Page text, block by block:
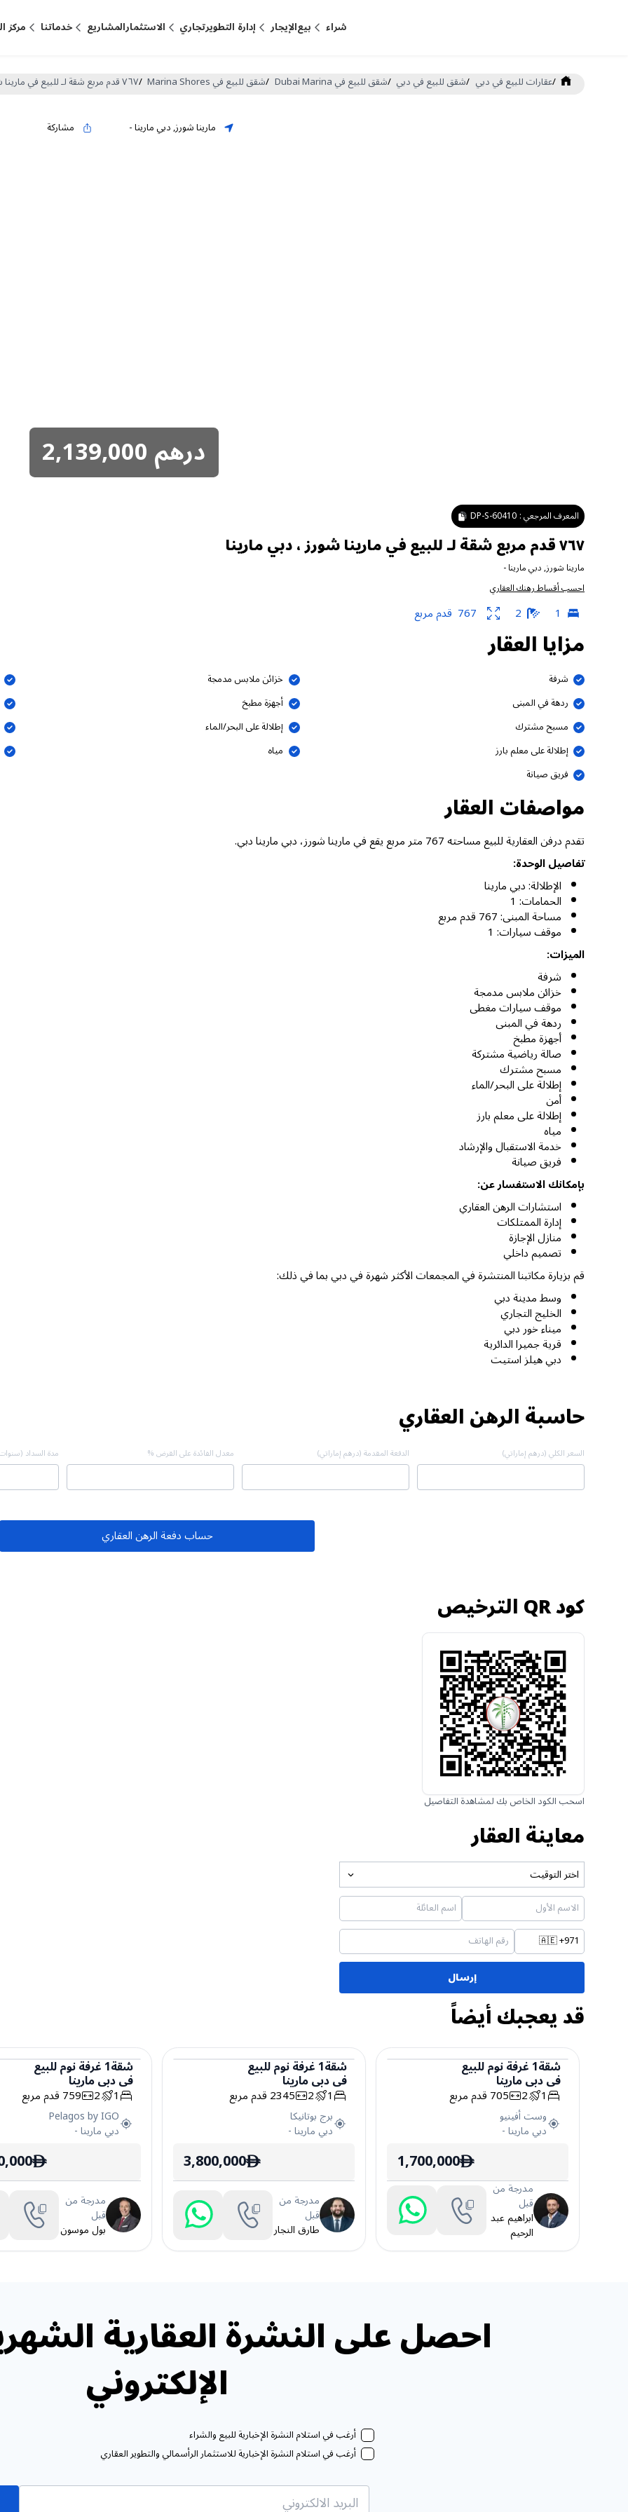
شراء بيعالإيجار إدارة التطويرتجاري الاستثمارالمشاريع خدماتنا مركز
/عقارات للبيع في دبي /شقق للبيع في دبي /شقق للبيع في Dubai Marina /شقق للبيع في Marina Shores /٧٦٧ قدم مربع شقة لـ للبيع في مارينا شورز ، دبي مارينا (DP-S-60410)
مارينا شورز,دبي مارينا- مشاركة
درهم2,139,000
المعرف المرجعي : DP-S-60410
٧٦٧ قدم مربع شقة لـ للبيع في مارينا شورز ، دبي مارينا
مارينا شورز,دبي مارينا-
احسب أقساط رهنك العقاري
1
2
767 قدم مربع
مزايا العقار
شرفة
خزائن ملابس مدمجة
ردهة في المبنى
أجهزة مطبخ
مسبح مشترك
إطلالة على البحر/الماء
إطلالة على معلم بارز
مياه
فريق صيانة
مواصفات العقار
تقدم درفن العقارية للبيع مساحته 767 متر مربع يقع في مارينا شورز، دبي مارينا دبي.
تفاصيل الوحدة:
الإطلالة: دبي مارينا
الحمامات: 1
مساحة المبنى: 767 قدم مربع
موقف سيارات: 1
الميزات:
شرفة
خزائن ملابس مدمجة
موقف سيارات مغطى
ردهة في المبنى
أجهزة مطبخ
صالة رياضية مشتركة
مسبح مشترك
إطلالة على البحر/الماء
أمن
إطلالة على معلم بارز
مياه
خدمة الاستقبال والإرشاد
فريق صيانة
بإمكانك الاستفسار عن:
استشارات الرهن العقاري
إدارة الممتلكات
منازل الإجازة
تصميم داخلي
قم بزيارة مكاتبنا المنتشرة في المجمعات الأكثر شهرة في دبي بما في ذلك:
وسط مدينة دبي
الخليج التجاري
ميناء خور دبي
قرية جميرا الدائرية
دبي هيلز استيت
حاسبة الرهن العقاري
السعر الكلي (درهم إماراتي) الدفعة المقدمة (درهم إماراتي) معدل الفائدة على القرض % مدة السداد
حساب دفعة الرهن العقاري
كود QR الترخيص
اسحب الكود الخاص بك لمشاهدة التفاصيل
معاينة العقار
اختر التوقيت
🇦🇪+971
إرسال
قد يعجبك أيضاً
شقة
شقة1غرفة نومللبيع
فيدبي مارينا
1
2
705قدم مربع
وست أفينيو
دبي مارينا-
ê
1,700,000
مدرجة من
قبل
ابراهيم عبد
الرحيم
شقة
شقة1غرفة نومللبيع
فيدبي مارينا
1
2
2345قدم مربع
برج بوتانيكا
دبي مارينا-
ê
3,800,000
مدرجة من
قبل
طارق النجار
شقة
شقة1غرفة نومللبيع
فيدبي مارينا
1
2
759قدم مربع
Pelagos by IGO
دبي مارينا-
ê
مدرجة من
قبل
بول موسون
احصل على النشرة العقارية
الإلكتروني
أرغب في استلام النشرة الإخبارية للبيع والشراء
أرغب في استلام النشرة الإخبارية للاستثمار الرأسمالي والتطوير العقاري